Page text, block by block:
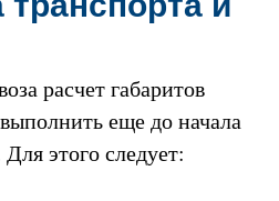
расчет габаритов
еще до начала
этого следует: